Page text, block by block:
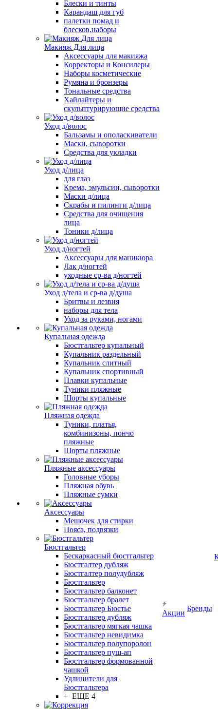
Блески и тинты
Карандаш для губ
палетки помад и
блесков,наборы
Макияж Для лица
Аксессуары для макияжа
Корректоры и Консилеры
Наборы косметические
Румяна и бронзеры
Тональные средства
Хайлайтеры и
скульптурирующие средства
Уход д/волос
Бальзамы и ополаскиватели
Маски, сыворотки
Средства для укладки
Уход д/лица
для глаз
Крема, эмульсии, сыворотки
Маски д/лица
Скрабы и пилинги д/лица
Средства для очищения
лица
Тоники д/лица
Уход д/ногтей
Аксессуары для маникюра
Лак д/ногтей
уходные ср-ва д/ногтей
Уход д/тела и ср-ва д/душа
Бритвы и лезвия
наборы для тела
Уход за руками, ногами
Купальная одежда
Бюстгальтер купальный
Купальник раздельный
Купальник слитный
Купальник спортивный
Плавки купальные
Туники пляжные
Шорты купальные
Пляжная одежда
Туники, платья,
комбинизоны, пончо
пляжные
Шорты пляжные
Пляжные аксессуары
Головные уборы
Пляжная обувь
Пляжные сумки
Аксессуары
Мешочек для стирки
Пояса, подвязки
Бюстгальтер
Бескаркасный бюстгальтер
Бюстгалтер дубляж
Бюстгалтер полудубляж
Бюстгальтер
Бюстгальтер балконет
Бюстгальтер бралет
Бюстгальтер Бюстье
Бюстгальтер дубляж
Бюстгальтер мягкая чашка
Бюстгальтер невидимка
Бюстгальтер полупоролон
Бюстгальтер пуш-ап
Бюстгальтер формованной
чашкой
Удлинители для
Бюстгальтера
+ ЕЩЕ 4
Акции
Бренды